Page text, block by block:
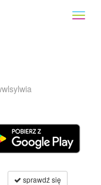
sprawdź się